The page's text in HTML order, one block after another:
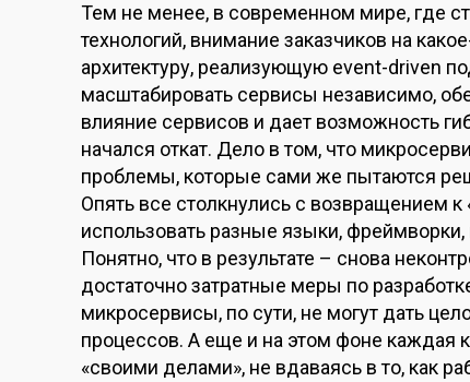
Тем не менее, в современном мире, где
технологий, внимание заказчиков на
архитектуру, реализующую event-driven
масштабировать сервисы независимо,
влияние сервисов и дает возможность
начался откат. Дело в том, что
проблемы, которые сами же пытаются
Опять все столкнулись с возвращением к
использовать разные языки,
Понятно, что в результате – снова
достаточно затратные меры по
микросервисы, по сути, не могут дать
процессов. А еще и на этом фоне каждая
«своими делами», не вдаваясь в то, как